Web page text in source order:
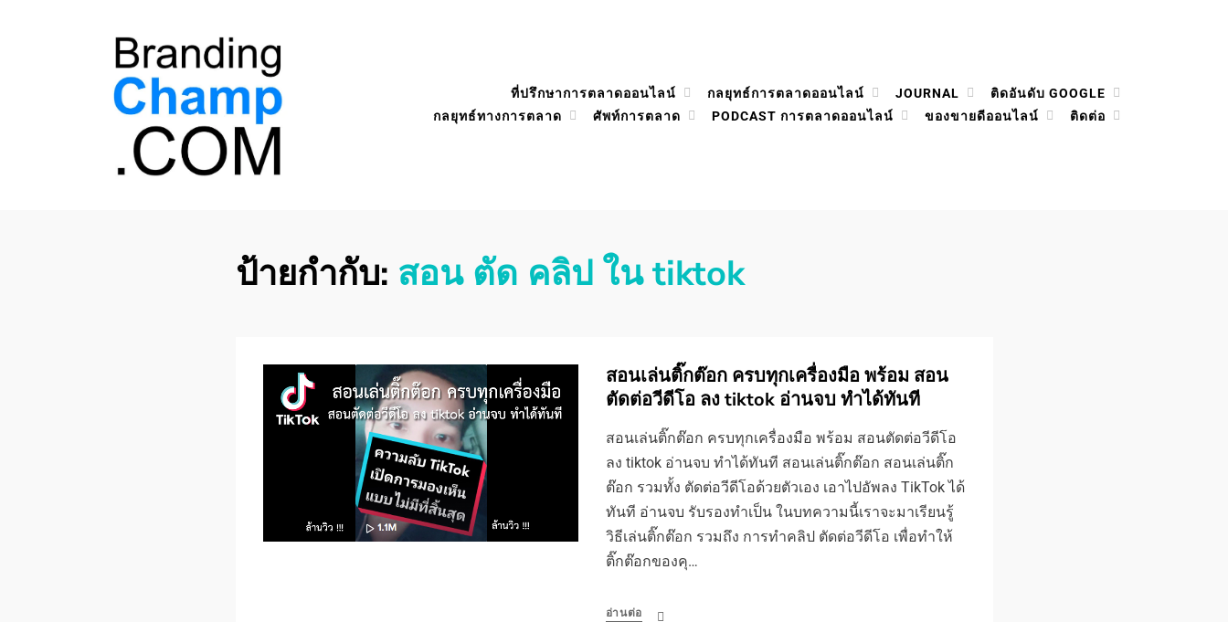
ที่ปรึกษาการตลาดออนไลน์ กลยุทธ์การตลาดออนไลน์ JOURNAL
ติดอันดับ GOOGLE
กลยุทธ์ทางการตลาด
ศัพท์การตลาด PODCAST การตลาดออนไลน์ ของขายดีออนไลน์ ติดต่อ
ป้ายกำกับ: สอน ตัด คลิป ใน tiktok
สอนเล่นติ๊กต๊อก ครบทุกเครื่องมือ พร้อม สอน
ตัดต่อวีดีโอ ลง tiktok อ่านจบ ทำได้ทันที
สอนเล่นติ๊กต๊อก ครบทุกเครื่องมือ พร้อม สอนตัดต่อวีดีโอ
ลง tiktok อ่านจบ ทำได้ทันที สอนเล่นติ๊กต๊อก สอนเล่นติ๊ก
ต๊อก รวมทั้ง ตัดต่อวีดีโอด้วยตัวเอง เอาไปอัพลง TikTok ได้
ทันที อ่านจบ รับรองทำเป็น ในบทความนี้เราจะมาเรียนรู้
วิธีเล่นติ๊กต๊อก รวมถึง การทำคลิป ตัดต่อวีดีโอ เพื่อทำให้
ติ๊กต๊อกของคุ…
อ่านต่อ